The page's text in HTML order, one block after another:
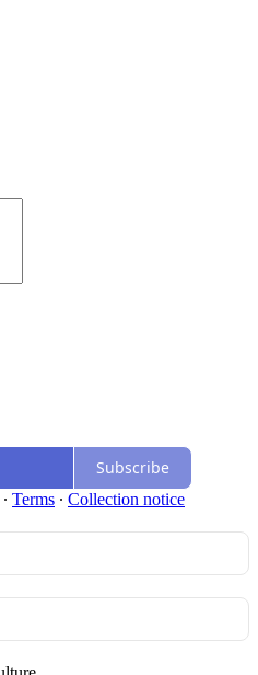
Subscribe
∙ Terms ∙ Collection notice